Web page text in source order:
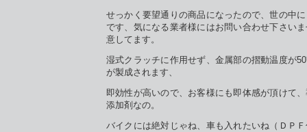
せっかく要望通りの商品になったので、世の中
です、気になる業者様にはお問い合わせ下さい
意してます。
湿式クラッチに作用せず、金属部の摺動温度が
が製成されます、
即効性が高いので、お客様にも即体感が頂けて
添加剤なの。
バイクには絶対じゃね、車も入れたいね（ＤＰ